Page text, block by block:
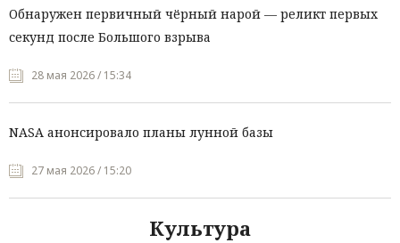
Обнаружен первичный чёрный нарой — реликт первых
секунд после Большого взрыва
28 мая 2026 / 15:34
NASA анонсировало планы лунной базы
27 мая 2026 / 15:20
Культура